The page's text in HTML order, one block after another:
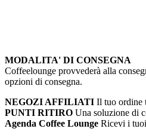
MODALITA' DI CONSEGNA
Coffeelounge provvederà alla
opzioni di consegna.
NEGOZI AFFILIATI Il tuo ordine
PUNTI RITIRO Una soluzione di
Agenda Coffee Lounge Ricevi i